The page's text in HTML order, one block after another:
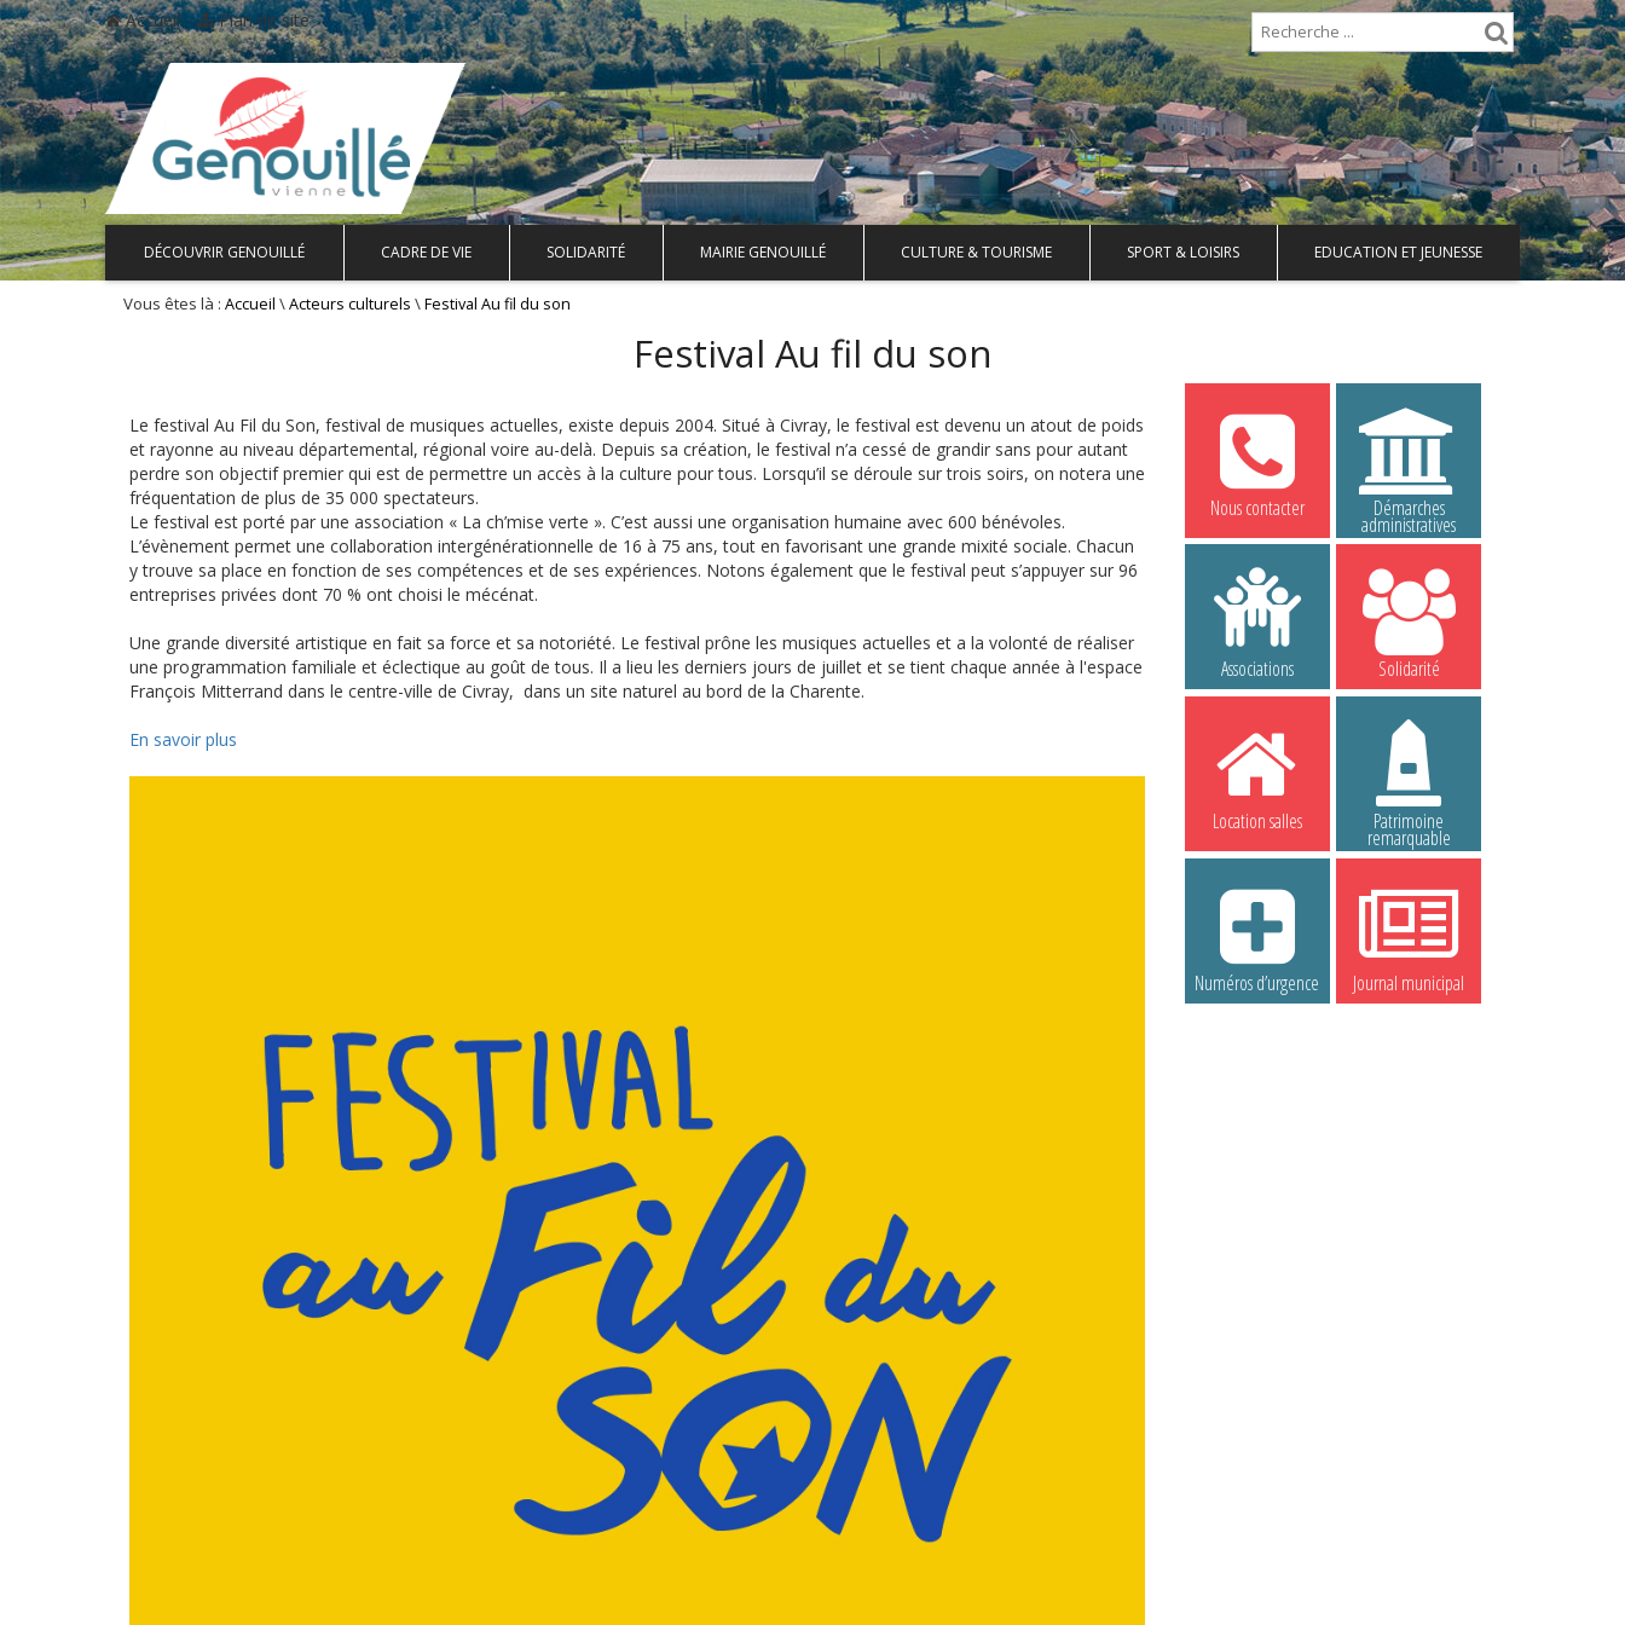
Accueil Plan de site
DÉCOUVRIR GENOUILLÉ CADRE DE VIE SOLIDARITÉ MAIRIE GENOUILLÉ CULTURE & TOURISME SPORT & LOISIRS EDUCATION ET JEUNESSE
Vous êtes là : Accueil \Acteurs culturels \Festival Au fil du son
Festival Au fil du son
Le festival Au Fil du Son, festival de musiques actuelles, existe depuis 2004. Situé à Civray, le festival est devenu un atout de poids
et rayonne au niveau départemental, régional voire au-delà. Depuis sa création, le festival n’a cessé de grandir sans pour autant
perdre son objectif premier qui est de permettre un accès à la culture pour tous. Lorsqu’il se déroule sur trois soirs, on notera une
fréquentation de plus de 35 000 spectateurs.
Le festival est porté par une association « La ch’mise verte ». C’est aussi une organisation humaine avec 600 bénévoles.
L’évènement permet une collaboration intergénérationnelle de 16 à 75 ans, tout en favorisant une grande mixité sociale. Chacun
y trouve sa place en fonction de ses compétences et de ses expériences. Notons également que le festival peut s’appuyer sur 96
entreprises privées dont 70 % ont choisi le mécénat.
Une grande diversité artistique en fait sa force et sa notoriété. Le festival prône les musiques actuelles et a la volonté de réaliser
une programmation familiale et éclectique au goût de tous. Il a lieu les derniers jours de juillet et se tient chaque année à l'espace
François Mitterrand dans le centre-ville de Civray, dans un site naturel au bord de la Charente.
En savoir plus
Nous contacter Démarches
administratives
Associations Solidarité
Location salles Patrimoine
remarquable
Numéros d’urgence Journal municipal